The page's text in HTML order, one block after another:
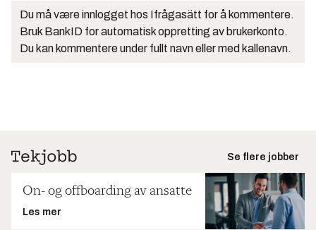
Du må være innlogget hos Ifrågasätt for å kommentere.
Bruk BankID for automatisk oppretting av brukerkonto.
Du kan kommentere under fullt navn eller med kallenavn.
Se flere jobber
On- og offboarding av ansatte
Les mer